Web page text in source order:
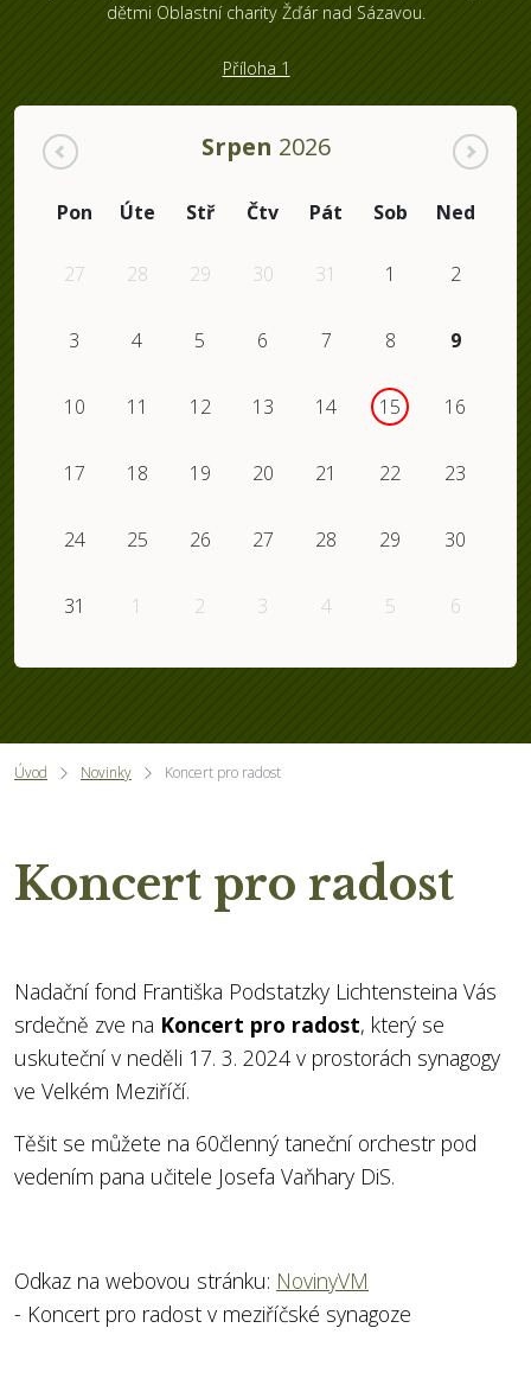
dětmi Oblastní charity Žďár nad Sázavou.
Příloha 1
Srpen 2026
Pon Úte Stř Čtv Pát Sob Ned
27 28 29 30 31 1 2
3 4 5 6 7 8 9
10 11 12 13 14 15 16
17 18 19 20 21 22 23
24 25 26 27 28 29 30
31 1 2 3 4 5 6
Úvod Novinky Koncert pro radost
Koncert pro radost
Nadační fond Františka Podstatzky Lichtensteina Vás
srdečně zve na Koncert pro radost, který se
uskuteční v neděli 17. 3. 2024 v prostorách synagogy
ve Velkém Meziříčí.
Těšit se můžete na 60členný taneční orchestr pod
vedením pana učitele Josefa Vaňhary DiS.
Odkaz na webovou stránku: NovinyVM
- Koncert pro radost v meziříčské synagoze